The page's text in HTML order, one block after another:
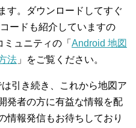
す。ダウンロードしてすぐ
ードも紹介していますの
ュニティの「 Android 地図
法 」をご覧ください。
引き続き、これから地図ア
発者の方に有益な情報を配
情報発信もお待ちしており